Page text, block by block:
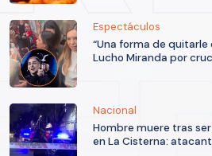
Espectáculos
“Una forma de quitarle
Lucho Miranda por
Nacional
Hombre muere tras
en La Cisterna: